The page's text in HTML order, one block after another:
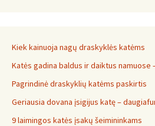
Kiek kainuoja nagų draskyklės katėms
Katės gadina baldus ir daiktus namuose
Pagrindinė draskyklių katėms paskirtis
Geriausia dovana įsigijus katę –
9 laimingos katės įsakų šeimininkams